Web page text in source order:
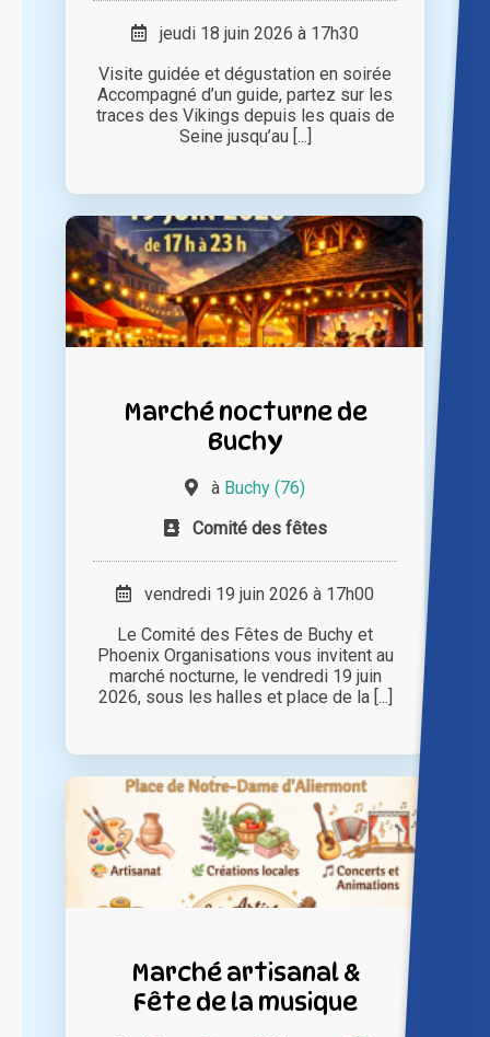
jeudi 18 juin 2026 à 17h30
Visite guidée et dégustation en soirée
Accompagné d’un guide, partez sur les
traces des Vikings depuis les quais de
Seine jusqu’au [...]
Marché nocturne de
Buchy
à Buchy (76)
Comité des fêtes
vendredi 19 juin 2026 à 17h00
Le Comité des Fêtes de Buchy et
Phoenix Organisations vous invitent au
marché nocturne, le vendredi 19 juin
2026, sous les halles et place de la [...]
Marché artisanal &
Fête de la musique